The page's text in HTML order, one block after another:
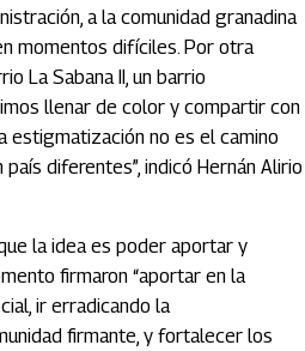
a la comunidad granadina
momentos difíciles. Por otra
La Sabana II, un barrio
llenar de color y compartir con
estigmatización no es el camino
diferentes”, indicó Hernán Alirio
la idea es poder aportar y
firmaron “aportar en la
ir erradicando la
firmante, y fortalecer los